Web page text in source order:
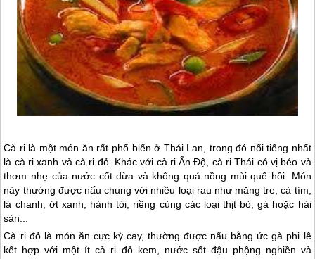
Cà ri là một món ăn rất phổ biến ở Thái Lan , trong đó nổi tiếng nhất
là cà ri xanh và cà ri đỏ. Khác với cà ri Ấn Độ, cà ri Thái có vị béo và
thơm nhẹ của nước cốt dừa và không quá nồng mùi quế hồi. Món
này thường được nấu chung với nhiều loại rau như măng tre, cà tím,
lá chanh, ớt xanh, hành tỏi, riềng cùng các loại thịt bò, gà hoặc hải
sản...
Cà ri đỏ là món ăn cực kỳ cay, thường được nấu bằng ức gà phi lê
kết hợp với một ít cà ri đỏ kem, nước sốt đậu phộng nghiền và